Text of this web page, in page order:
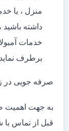
منزل ، یا
داشته
خدمات
برطرف
صرفه جویی در
به جهت اهمیت
قبل از تماس